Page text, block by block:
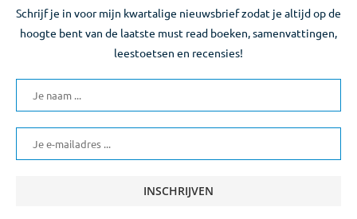
Schrijf je in voor mijn kwartalige nieuwsbrief zodat je altijd op de
hoogte bent van de laatste must read boeken, samenvattingen,
leestoetsen en recensies!